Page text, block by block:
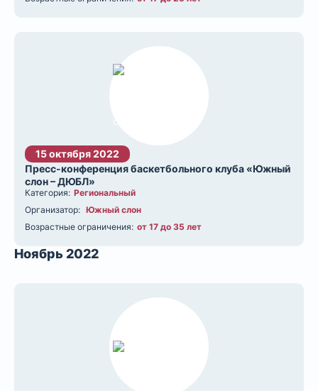
15 октября 2022
Пресс-конференция баскетбольного клуба «Южный
слон – ДЮБЛ»
Категория: Региональный
Организатор: Южный слон
Возрастные ограничения: от 17 до 35 лет
Ноябрь 2022